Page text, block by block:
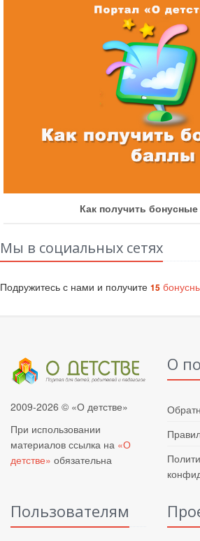
Как получить
Мы в социальных сетях
Подружитесь с нами и получите 15
2009-2026 © «О детстве»
При использовании
материалов ссылка на «О
детстве» обязательна
О
Пользователям